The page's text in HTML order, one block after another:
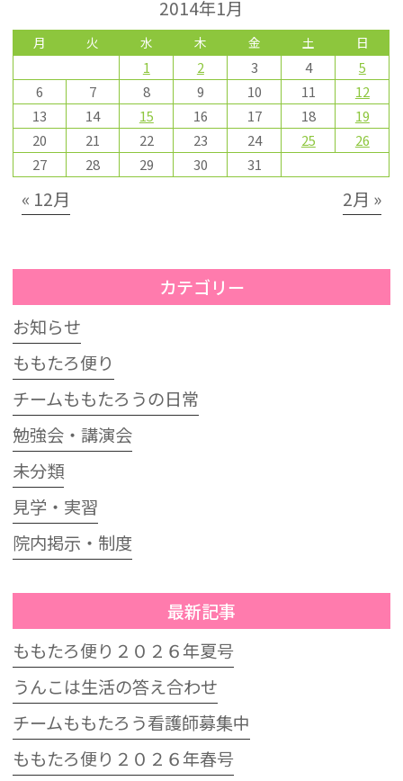
2014年1月
月 火 水 木 金 土 日
1 2 3 4
5
6
7 8 9 10 11
12
13
14 15 16 17 18
19
20
21 22 23 24 25
26
27
28 29 30 31
« 12月 2月 »
カテゴリー
お知らせ
ももたろ便り
チームももたろうの日常
勉強会・講演会
未分類
見学・実習
院内掲示・制度
最新記事
ももたろ便り２０２６年夏号
うんこは生活の答え合わせ
チームももたろう看護師募集中
ももたろ便り２０２６年春号